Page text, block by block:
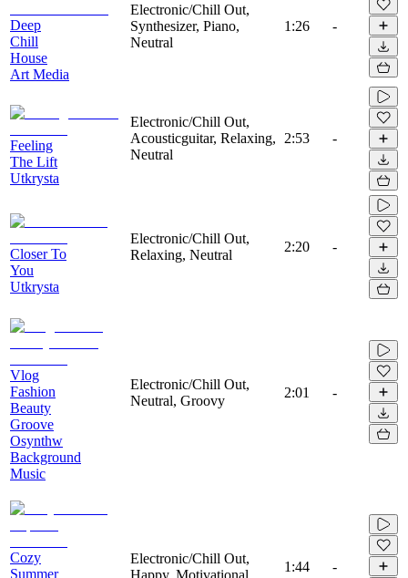
Deep
Chill
House
Art Media
Electronic/Chill Out,
Synthesizer, Piano,
Neutral
1:26 -
Feeling
The Lift
Utkrysta
Electronic/Chill Out,
Acousticguitar, Relaxing,
Neutral
2:53 -
Closer To
You
Utkrysta
Electronic/Chill Out,
Relaxing, Neutral
2:20 -
Vlog
Fashion
Beauty
Groove
Osynthw
Background
Music
Electronic/Chill Out,
Neutral, Groovy
2:01 -
Cozy
Summer
Electronic/Chill Out,
Happy, Motivational
1:44 -